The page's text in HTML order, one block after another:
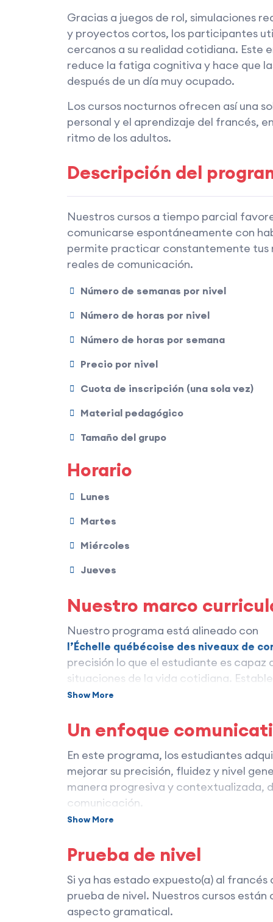
Gracias a juegos de rol, simulaciones
y proyectos cortos, los participantes
cercanos a su realidad cotidiana. Este
reduce la fatiga cognitiva y hace que
después de un día muy ocupado.
Los cursos nocturnos ofrecen así una
personal y el aprendizaje del francés,
ritmo de los adultos.
Descripción del
Nuestros cursos a tiempo parcial
comunicarse espontáneamente con
permite practicar constantemente tus
reales de comunicación.
Número de semanas por nivel
Número de horas por nivel
Número de horas por semana
Precio por nivel
Cuota de inscripción (una sola vez)
Material pedagógico
Tamaño del grupo
Horario
Lunes
Martes
Miércoles
Jueves
Nuestro marco
Nuestro programa está alineado con
l’Échelle québécoise des niveaux de
precisión lo que el estudiante es
situaciones de la vida cotidiana.
las competencias lingüísticas.
Principiante:
Intermedio:Niveles 5 a 8.
Avanzado:Niveles 9 a 12.
Define lo que el estudiante puede
Show More
Un enfoque
En este programa, los estudiantes
mejorar su precisión, fluidez y nivel
manera progresiva y contextualizada,
comunicación.
con el acompañamiento del profesor y
El énfasis se pone en la capacidad de
punto lingüístico se trabaja a través de
usar inmediatamente lo aprendido,
Show More
Prueba de nivel
Si ya has estado expuesto(a) al
prueba de nivel. Nuestros cursos
aspecto gramatical.